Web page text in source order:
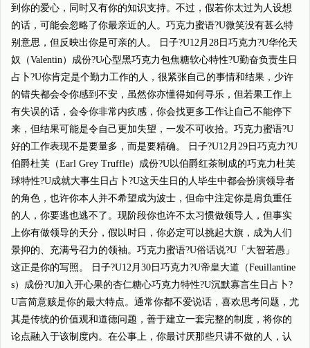
到你的爱心，同时又有你的知识支持。不过，假若你太过为人设想
的话，可能会忽略了你最亲近的人。巧克力蜜语?U微笑没有甚么特
别意思，但反映出你是可亲的人。 日子?U12月28日巧克力?U华伦天
奴（Valentin）成份?U心型黑巧克力包焦糖软心特性?U勤奋负责生日
占卜?U你肯定是个勤力工作的人，很紧张自己的事情和结果，少许
的错失都会令你感到不安，虽然你亦懂得如何寻乐，但若果工作上
有失误的话，会令你非常内疚感，你会找更多工作让自己不能停下
来，但结果可能是令自己更加失望，一发不可收拾。巧克力蜜语?U
好的工作表现不是要量多，而是要精确。 日子?U12月29日巧克力?U
伯爵杜芙（Earl Grey Truffle）成份?U以伯爵红茶制成的巧克力杜芙
球特性?U成就大事生日占卜?U这天生日的人毕生中都会扮演领导者
的角色，也许你本人并不希望成为波士，但命中注定你是肩负重任
的人，你要逃也逃不了。现阶段你也许不太习惯做领导人，但事实
上你有做领导的天分，假以时日，你必定可以挑起大旗，成为人们
景抑的、充满号召力的领袖。巧克力蜜语?U俗话说?U「大智若愚」
这正是你的写照。 日子?U12月30日巧克力?U帝皇大道（Feuillantine
s）成份?U加入开心果的杏仁糖心巧克力特性?U沉默寡言生日占卜?
U言简意赅是你的最大特点。通常你都不爱说话，喜欢思考问题，尤
其是传统的价值观和道德问题，善于建立一套完整的制度，将你的
论点融入于该制度内。在公事上，你最讨厌那些只讲不做的人，认